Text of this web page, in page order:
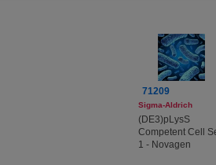
71209
Sigma-Aldrich
(DE3)pLysS
Competent Cell
1 - Novagen